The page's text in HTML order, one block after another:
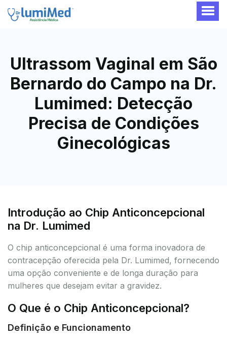
Ultrassom Vaginal em São
Bernardo do Campo na Dr.
Lumimed: Detecção
Precisa de Condições
Ginecológicas
Introdução ao Chip Anticoncepcional
na Dr. Lumimed
O chip anticoncepcional é uma forma inovadora de
contracepção oferecida pela Dr. Lumimed, fornecendo
uma opção conveniente e de longa duração para
mulheres que desejam evitar a gravidez.
O Que é o Chip Anticoncepcional?
Definição e Funcionamento